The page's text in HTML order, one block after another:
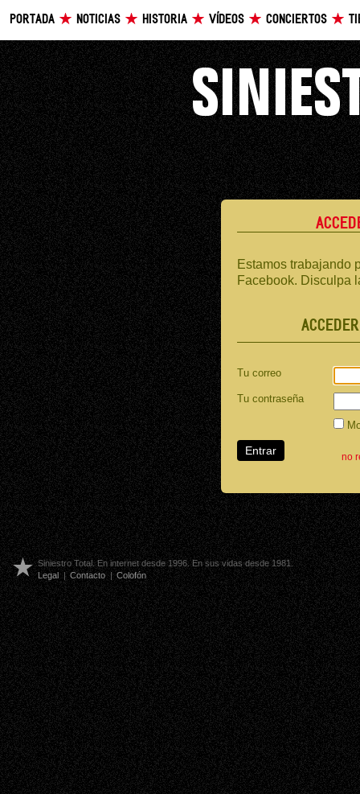
PORTADA NOTICIAS HISTORIA VÍDEOS CONCIERTOS
Estamos trabajando
Facebook. Disculpa
Tu correo
Tu contraseña
no
Siniestro Total. En internet desde 1996. En sus vidas desde 1981.
Legal | Contacto | Colofón